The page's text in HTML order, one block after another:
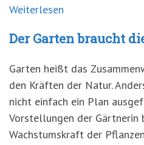
Weiterlesen
Der Garten braucht
Garten heißt das
den Kräften der Natur.
nicht einfach ein Plan
Vorstellungen der Gärtnerin
Wachstumskraft der